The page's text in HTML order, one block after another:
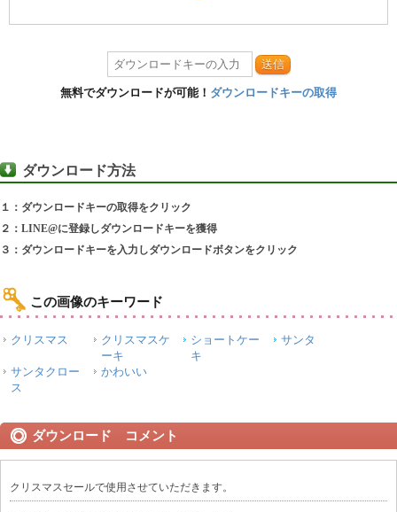
送信
無料でダウンロードが可能！ ダウンロードキーの取得
ダウンロード方法
１：ダウンロードキーの取得をクリック
２：LINE@に登録しダウンロードキーを獲得
３：ダウンロードキーを入力しダウンロードボタンをクリック
この画像のキーワード
クリスマス
クリスマスケ
ーキ
ショートケー
キ
サンタ
サンタクロー
ス
かわいい
ダウンロード コメント
クリスマスセールで使用させていただきます。